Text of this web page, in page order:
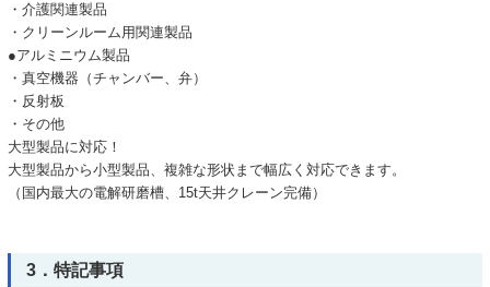
・介護関連製品
・クリーンルーム用関連製品
●アルミニウム製品
・真空機器（チャンバー、弁）
・反射板
・その他
大型製品に対応！
大型製品から小型製品、複雑な形状まで幅広く対応できます。
（国内最大の電解研磨槽、15t天井クレーン完備）
3．特記事項